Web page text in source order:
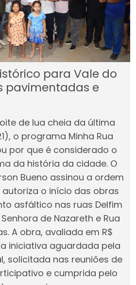
para Vale do
pavimentadas e
de lua cheia da última
o programa Minha Rua
por que é considerado o
da história da cidade. O
Bueno assinou a ordem
o início das obras
asfáltico nas ruas Delfim
de Nazareth e Rua
A obra, avaliada em R$
iniciativa aguardada pela
solicitada nas reuniões de
e cumprida pelo